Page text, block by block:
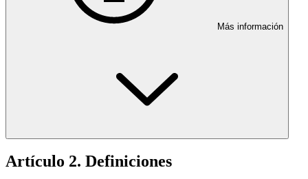
Más información
Artículo 2. Definiciones